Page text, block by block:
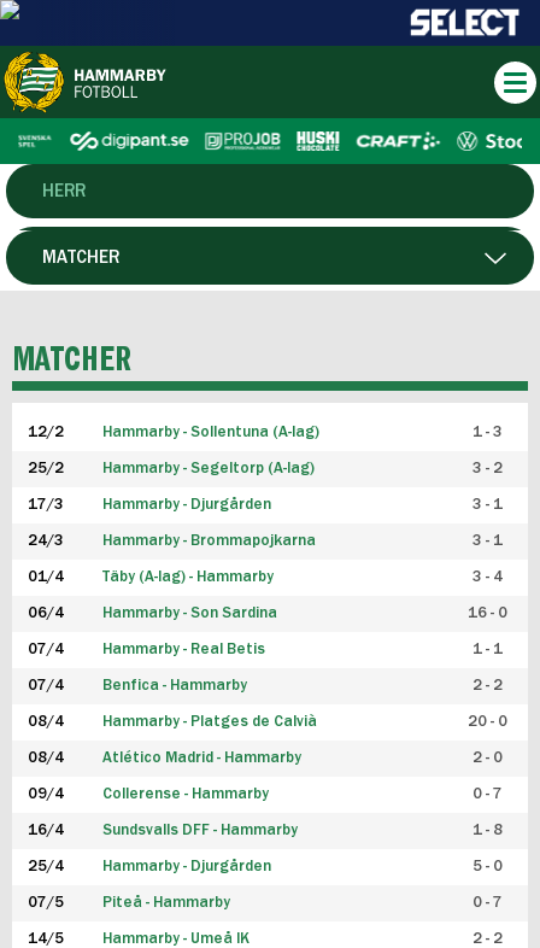
HERR
DAM
P19
F19
FUTSAL HERR
FUTSAL DAM
MATCHER
MATCHER
12/2 Hammarby - Sollentuna (A-lag) 1 - 3
25/2 Hammarby - Segeltorp (A-lag) 3 - 2
17/3 Hammarby - Djurgården 3 - 1
24/3 Hammarby - Brommapojkarna 3 - 1
01/4 Täby (A-lag) - Hammarby 3 - 4
06/4 Hammarby - Son Sardina 16 - 0
07/4 Hammarby - Real Betis 1 - 1
07/4 Benfica - Hammarby 2 - 2
08/4 Hammarby - Platges de Calvià 20 - 0
08/4 Atlético Madrid - Hammarby 2 - 0
09/4 Collerense - Hammarby 0 - 7
16/4 Sundsvalls DFF - Hammarby 1 - 8
25/4 Hammarby - Djurgården 5 - 0
07/5 Piteå - Hammarby 0 - 7
14/5 Hammarby - Umeå IK 2 - 2